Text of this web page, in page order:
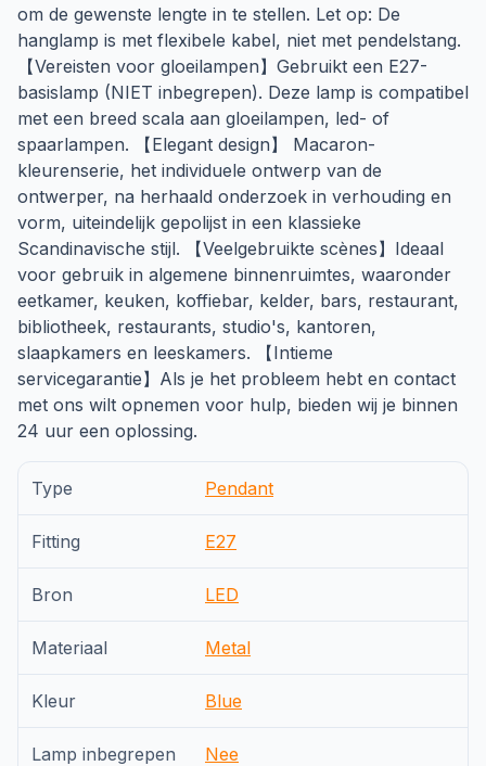
om de gewenste lengte in te stellen. Let op: De
hanglamp is met flexibele kabel, niet met pendelstang.
【Vereisten voor gloeilampen】Gebruikt een E27-
basislamp (NIET inbegrepen). Deze lamp is compatibel
met een breed scala aan gloeilampen, led- of
spaarlampen. 【Elegant design】 Macaron-
kleurenserie, het individuele ontwerp van de
ontwerper, na herhaald onderzoek in verhouding en
vorm, uiteindelijk gepolijst in een klassieke
Scandinavische stijl. 【Veelgebruikte scènes】Ideaal
voor gebruik in algemene binnenruimtes, waaronder
eetkamer, keuken, koffiebar, kelder, bars, restaurant,
bibliotheek, restaurants, studio's, kantoren,
slaapkamers en leeskamers. 【Intieme
servicegarantie】Als je het probleem hebt en contact
met ons wilt opnemen voor hulp, bieden wij je binnen
24 uur een oplossing.
Type Pendant
Fitting E27
Bron LED
Materiaal Metal
Kleur Blue
Lamp inbegrepen Nee